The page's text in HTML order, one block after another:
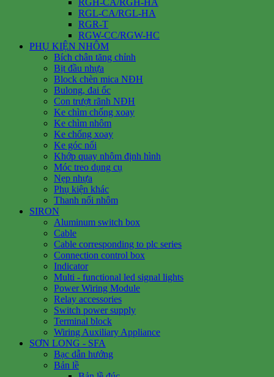
RGL-CA/RGL-HA
RGR-T
RGW-CC/RGW-HC
PHỤ KIỆN NHÔM
Bích chân tăng chỉnh
Bịt đầu nhựa
Block chèn mica NĐH
Bulong, đai ốc
Con trượt rãnh NĐH
Ke chìm chống xoay
Ke chìm nhôm
Ke chống xoay
Ke góc nổi
Khớp quay nhôm định hình
Móc treo dụng cụ
Nẹp nhựa
Phụ kiện khác
Thanh nối nhôm
SIRON
Aluminum switch box
Cable
Cable corresponding to plc series
Connection control box
Indicator
Multi - functional led signal lights
Power Wiring Module
Relay accessories
Switch power supply
Terminal block
Wiring Auxiliary Appliance
SƠN LONG - SFA
Bạc dẫn hướng
Bản lề